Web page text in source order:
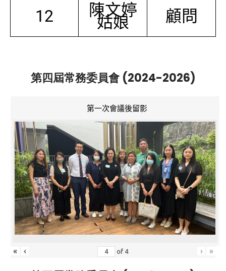
12 陳文婷
姑娘 顧問
第四屆常務委員會 (2024-2026)
第一次會議後留影
« ‹ of 4 › »